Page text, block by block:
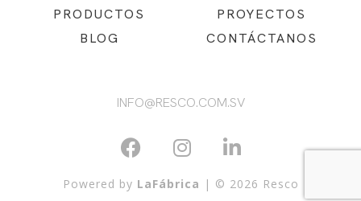
PRODUCTOS
PROYECTOS
BLOG
CONTÁCTANOS
INFO@RESCO.COM.SV
Powered by LaFábrica | © 2026 Resco